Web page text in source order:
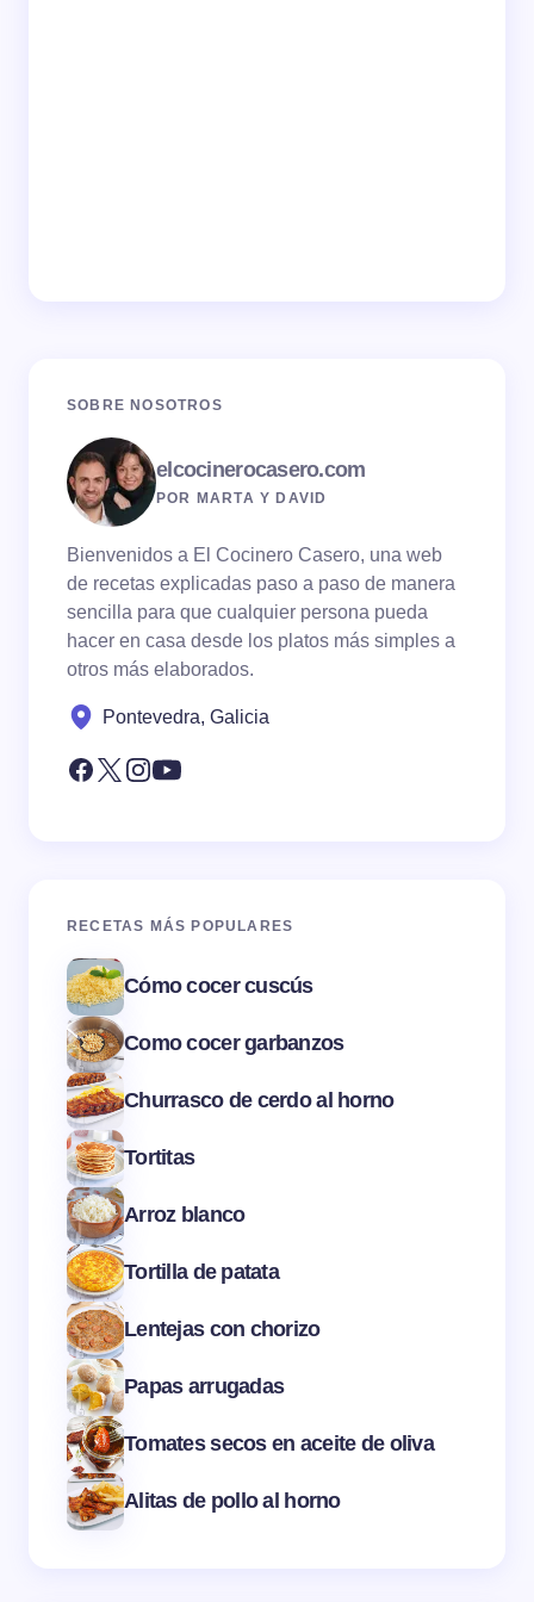
SOBRE NOSOTROS
elcocinerocasero.com
POR MARTA Y DAVID
Bienvenidos a El Cocinero Casero, una web
de recetas explicadas paso a paso de manera
sencilla para que cualquier persona pueda
hacer en casa desde los platos más simples a
otros más elaborados.
Pontevedra, Galicia
RECETAS MÁS POPULARES
Cómo cocer cuscús
Como cocer garbanzos
Churrasco de cerdo al horno
Tortitas
Arroz blanco
Tortilla de patata
Lentejas con chorizo
Papas arrugadas
Tomates secos en aceite de oliva
Alitas de pollo al horno